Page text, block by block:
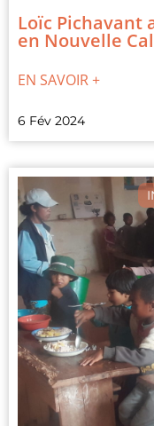
Loïc Pichavant
en Nouvelle
EN SAVOIR +
6 Fév 2024